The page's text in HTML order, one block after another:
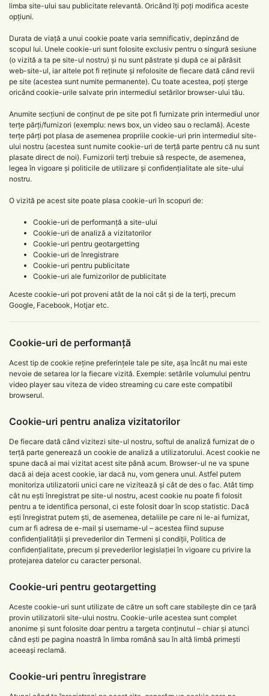
limba site-ului sau publicitate relevantă. Oricând îți poți modifica aceste
opțiuni.
Durata de viață a unui cookie poate varia semnificativ, depinzând de
scopul lui. Unele cookie-uri sunt folosite exclusiv pentru o singură sesiune
(o vizită a ta pe site-ul nostru) și nu sunt păstrate și după ce ai părăsit
web-site-ul, iar altele pot fi reținute și refolosite de fiecare dată când revii
pe site (acestea sunt numite permanente). Cu toate acestea, poți șterge
oricând cookie-urile salvate prin intermediul setărilor browser-ului tău.
Anumite secțiuni de conținut de pe site pot fi furnizate prin intermediul unor
terțe părți/furnizori (exemplu: news box, un video sau o reclamă). Aceste
terțe părți pot plasa de asemenea propriile cookie-uri prin intermediul site-
ului nostru (acestea sunt numite cookie-uri de terță parte pentru că nu sunt
plasate direct de noi). Furnizorii terți trebuie să respecte, de asemenea,
legea în vigoare și politicile de utilizare și confidențialitate ale site-ului
nostru.
O vizită pe acest site poate plasa cookie-uri în scopuri de:
Cookie-uri de performanță a site-ului
Cookie-uri de analiză a vizitatorilor
Cookie-uri pentru geotargetting
Cookie-uri de înregistrare
Cookie-uri pentru publicitate
Cookie-uri ale furnizorilor de publicitate
Aceste cookie-uri pot proveni atât de la noi cât și de la terți, precum
Google, Facebook, Hotjar etc.
Cookie-uri de performanță
Acest tip de cookie reține preferințele tale pe site, așa încât nu mai este
nevoie de setarea lor la fiecare vizită. Exemple: setările volumului pentru
video player sau viteza de video streaming cu care este compatibil
browserul.
Cookie-uri pentru analiza vizitatorilor
De fiecare dată când vizitezi site-ul nostru, softul de analiză furnizat de o
terță parte generează un cookie de analiză a utilizatorului. Acest cookie ne
spune dacă ai mai vizitat acest site până acum. Browser-ul ne va spune
dacă ai deja acest cookie, iar dacă nu, vom genera unul. Astfel putem
monitoriza utilizatorii unici care ne vizitează și cât de des o fac. Atât timp
cât nu ești înregistrat pe site-ul nostru, acest cookie nu poate fi folosit
pentru a te identifica personal, ci este folosit doar în scop statistic. Dacă
ești înregistrat putem ști, de asemenea, detaliile pe care ni le-ai furnizat,
cum ar fi adresa de e-mail și username-ul – acestea fiind supuse
confidențialității și prevederilor din Termeni și condiții, Politica de
confidențialitate, precum și prevederilor legislației în vigoare cu privire la
protejarea datelor cu caracter personal.
Cookie-uri pentru geotargetting
Aceste cookie-uri sunt utilizate de către un soft care stabilește din ce țară
provin utilizatorii site-ului nostru. Cookie-urile acestea sunt complet
anonime și sunt folosite doar pentru a targeta conținutul – chiar și atunci
când ești pe pagina noastră în limba română sau în altă limbă primești
aceeași reclamă.
Cookie-uri pentru înregistrare